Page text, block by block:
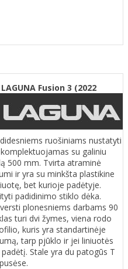
Fusion 3 (2022
ruošiniams nustatyti
su galiniu
500 mm. Tvirta atraminė
ir yra su minkšta plastikine
bet kurioje padėtyje.
padidinimo stiklo dėka.
plonesniems darbams 90
turi dvi žymes, viena rodo
kuris yra standartinėje
tarp pjūklo ir jei liniuotės
Stale yra du patogūs T